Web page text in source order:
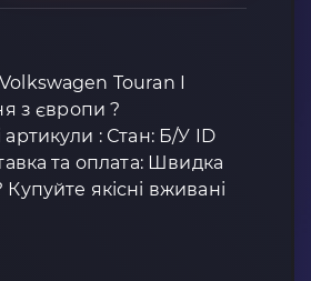
Touran I
з європи ?
артикули : Стан: Б/У ID
та оплата: Швидка
якісні вживані